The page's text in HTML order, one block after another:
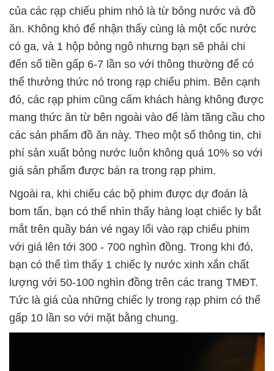
của các rạp chiếu phim nhỏ là từ bỏng nước và đồ
ăn. Không khó để nhận thấy cùng là một cốc nước
có ga, và 1 hộp bỏng ngô nhưng bạn sẽ phải chi
đến số tiền gấp 6-7 lần so với thông thường để có
thể thưởng thức nó trong rạp chiếu phim. Bên cạnh
đó, các rạp phim cũng cấm khách hàng không được
mang thức ăn từ bên ngoài vào để làm tăng cầu cho
các sản phẩm đồ ăn này. Theo một số thông tin, chi
phí sản xuất bỏng nước luôn không quá 10% so với
giá sản phẩm được bán ra trong rạp phim.
Ngoài ra, khi chiếu các bộ phim được dự đoán là
bom tấn, bạn có thể nhìn thấy hàng loạt chiếc ly bắt
mắt trên quầy bán vé ngay lối vào rạp chiếu phim
với giá lên tới 300 - 700 nghìn đồng. Trong khi đó,
bạn có thể tìm thấy 1 chiếc ly nước xinh xắn chất
lượng với 50-100 nghìn đồng trên các trang TMĐT.
Tức là giá của những chiếc ly trong rạp phim có thể
gấp 10 lần so với mặt bằng chung.